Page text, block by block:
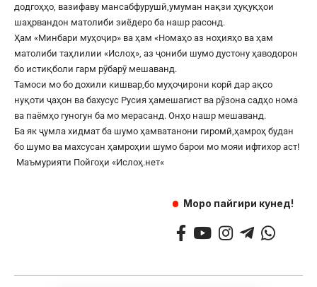
додгоҳҳо, вазифаву мансабфурушӣ,умуман нақзи ҳуқуқҳои
шаҳрвандон матолиби зиёдеро ба нашр расонд.
Ҳам «Минбари муҳоҷир» ва ҳам «Номаҳо аз ноҳияҳо ва ҳам
матолиби таҳлилии «Ислоҳ», аз ҷониби шумо дустону ҳаводорон
бо истиқболи гарм рӯбарӯ мешаванд.
Тамоси мо бо дохили кишвар,бо муҳоҷирони корӣ дар ақсо
нуқоти ҷаҳон ва бахусус Русия ҳамешагист ва рӯзона садҳо нома
ва паёмҳо гуногун ба мо мерасанд. Онҳо нашр мешаванд.
Ба як ҷумла хидмат ба шумо ҳамватанони гиромӣ,ҳамроҳ будан
бо шумо ва махсусан ҳамроҳии шумо барои мо мояи ифтихор аст!
Маъмурияти Пойгоҳи «Ислоҳ.нет«
Моро пайгири кунед!